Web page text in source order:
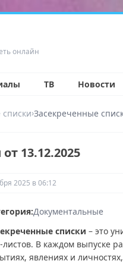
онлайн
ТВ Новости
›Засекреченные
13.12.2025
2025 в 06:12
Документальные
списки – это
листов. В каждом выпуске
явлениях и